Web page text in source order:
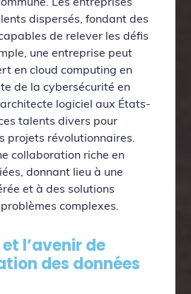
dispersés, fondant des
de relever les défis
une entreprise peut
en cloud computing en
de la cybersécurité en
logiciel aux États-
talents divers pour
projets révolutionnaires.
collaboration riche en
donnant lieu à une
et à des solutions
complexes.
l’avenir de
des données